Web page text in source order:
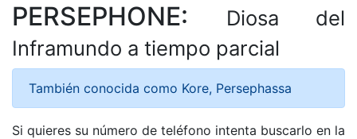
PERSEPHONE:
Diosa del
Inframundo a tiempo parcial
También conocida como Kore, Persephassa
Si quieres su número de teléfono intenta buscarlo en la